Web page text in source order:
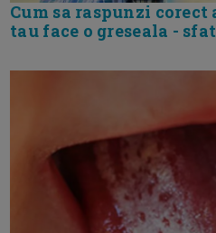
Cum sa raspunzi
tau face o greseala -